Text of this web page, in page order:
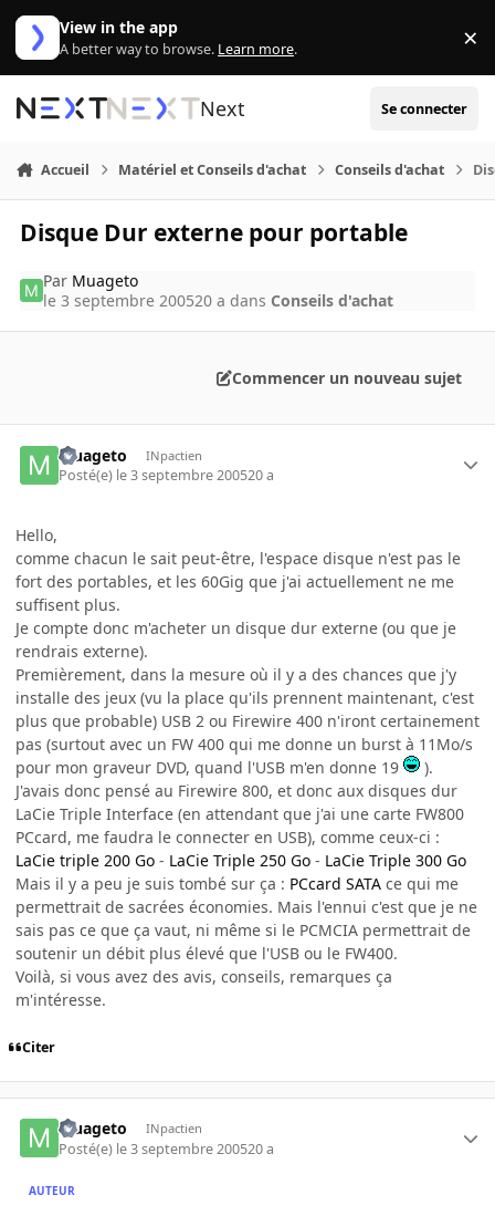
Aller au contenu
View in the app
A better way to browse. Learn more. ×
Next Se connecter
Accueil Matériel et Conseils d'achat Conseils d'achat
Disque Dur externe pour portable
Par Muageto
le 3 septembre 200520 a dans Conseils d'achat
Commencer un nouveau sujet
Muageto INpactien
Posté(e) le 3 septembre 200520 a
Hello,
comme chacun le sait peut-être, l'espace disque n'est pas le
fort des portables, et les 60Gig que j'ai actuellement ne me
suffisent plus.
Je compte donc m'acheter un disque dur externe (ou que je
rendrais externe).
Premièrement, dans la mesure où il y a des chances que j'y
installe des jeux (vu la place qu'ils prennent maintenant, c'est
plus que probable) USB 2 ou Firewire 400 n'iront certainement
pas (surtout avec un FW 400 qui me donne un burst à 11Mo/s
pour mon graveur DVD, quand l'USB m'en donne 19
).
J'avais donc pensé au Firewire 800, et donc aux disques dur
LaCie Triple Interface (en attendant que j'ai une carte FW800
PCcard, me faudra le connecter en USB), comme ceux-ci :
LaCie triple 200 Go - LaCie Triple 250 Go - LaCie Triple 300 Go
Mais il y a peu je suis tombé sur ça : PCcard SATA ce qui me
permettrait de sacrées économies. Mais l'ennui c'est que je ne
sais pas ce que ça vaut, ni même si le PCMCIA permettrait de
soutenir un débit plus élevé que l'USB ou le FW400.
Voilà, si vous avez des avis, conseils, remarques ça
m'intéresse.
Citer
Muageto INpactien
Posté(e) le 3 septembre 200520 a
AUTEUR